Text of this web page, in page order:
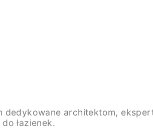
dedykowane architektom,
łazienek.